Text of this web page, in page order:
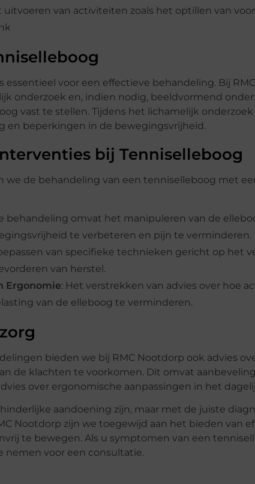
uitvoeren van activiteiten zoals het optillen van
essentieel voor een effectieve behandeling. Bij
onderzoek en, indien nodig, beeldvormend
vast te stellen. Tijdens het lichamelijk
en beperkingen in de bewegingsvrijheid.
bij Tenniselleboog
we de behandeling van een tenniselleboog met
behandeling omvat het manipuleren van de
te verbeteren en pijn te verminderen.
van specifieke technieken gericht op het
van herstel.
Ergonomie: Het verstrekken van advies over hoe
van de elleboog te verminderen.
bieden we bij RMC Nootdorp ook advies
de klachten te voorkomen. Dit omvat
over ergonomische aanpassingen in het
aandoening zijn, maar met de juiste
Nootdorp zijn we toegewijd aan het bieden van
te bewegen. Als u symptomen van een
voor een consultatie.